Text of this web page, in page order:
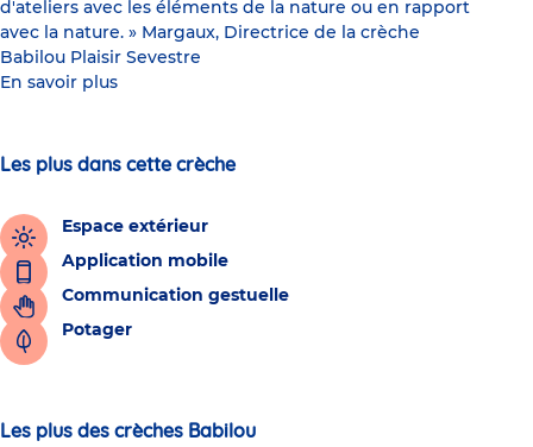
d'ateliers avec les éléments de la nature ou en rapport
avec la nature. » Margaux, Directrice de la crèche
Babilou Plaisir Sevestre
En savoir plus
Les plus dans cette crèche
Espace extérieur
Application mobile
Communication gestuelle
Potager
Les plus des crèches Babilou